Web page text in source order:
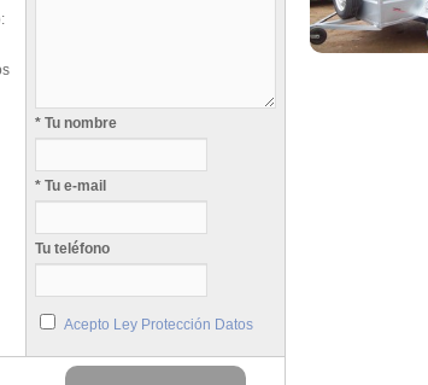
* Tu nombre
* Tu e-mail
Tu teléfono
Acepto Ley Protección Datos